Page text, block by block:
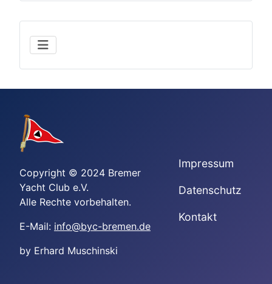
Copyright © 2024 Bremer
Yacht Club e.V.
Alle Rechte vorbehalten.
E-Mail: info@byc-bremen.de
by Erhard Muschinski
Impressum
Datenschutz
Kontakt